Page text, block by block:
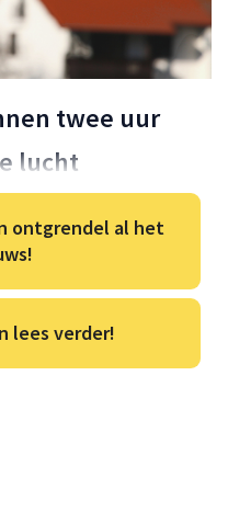
twee uur
lucht
ontgrendel al het
lees verder!